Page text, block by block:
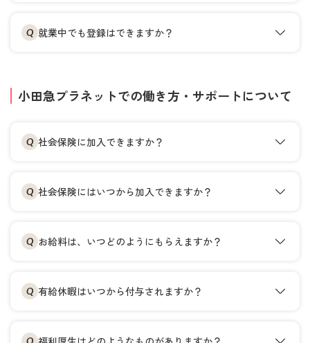
Q 就業中でも登録はできますか？
小田急プラネットでの働き方・サポートについて
Q 社会保険に加入できますか？
Q 社会保険にはいつから加入できますか？
Q お給料は、いつどのようにもらえますか？
Q 有給休暇はいつから付与されますか？
Q